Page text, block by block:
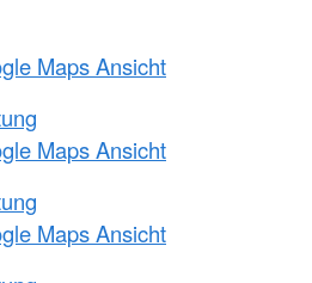
Maps Ansicht
Maps Ansicht
Maps Ansicht